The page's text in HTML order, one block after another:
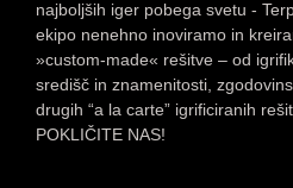
najboljših iger pobega svetu -
ekipo nenehno inoviramo in
»custom-made« rešitve – od
središč in znamenitosti,
drugih “a la carte” igrificiranih
POKLIČITE NAS!